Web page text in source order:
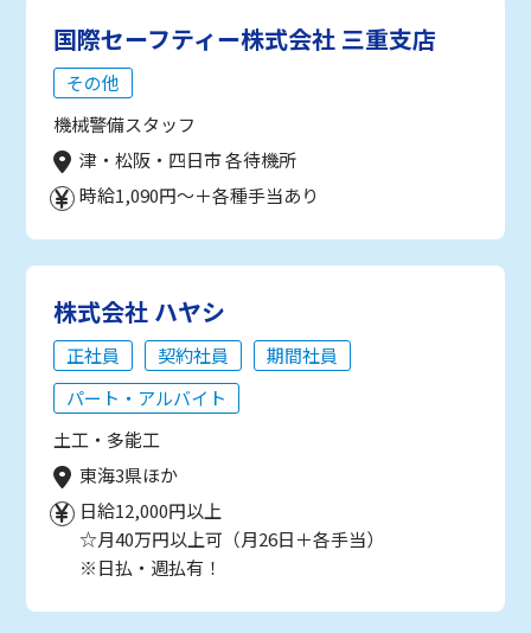
国際セーフティー株式会社 三重支店
その他
機械警備スタッフ
津・松阪・四日市 各待機所
時給1,090円～＋各種手当あり
株式会社 ハヤシ
正社員 契約社員
期間社員
パート・アルバイト
土工・多能工
東海3県ほか
日給12,000円以上
☆月40万円以上可（月26日＋各手当）
※日払・週払有！